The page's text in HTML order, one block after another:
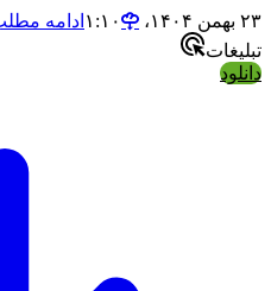
۱۴۰۴،‏ ۱:۱۰
ادامه مطلب